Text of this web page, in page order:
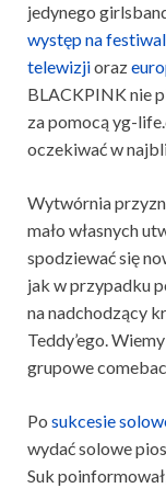
jedynego
występ na
telewizjioraz
BLACKPINK nie
za pomocą yg-
oczekiwać w
Wytwórnia
mało własnych
spodziewać się
jak w przypadku
na nadchodzący
Teddy’ego.
grupowe
Po sukcesie
wydać solowe
Suk